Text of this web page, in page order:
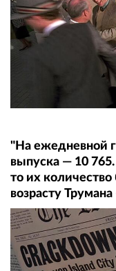
"На ежедневной
выпуска — 10
то их количество
возрасту